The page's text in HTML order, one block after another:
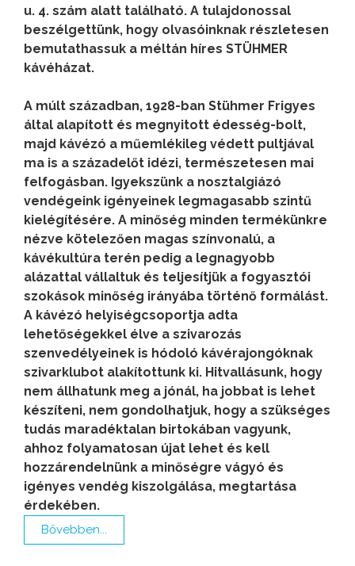
u. 4. szám alatt található. A tulajdonossal
beszélgettünk, hogy olvasóinknak részletesen
bemutathassuk a méltán híres STÜHMER
kávéházat.
A múlt században, 1928-ban Stühmer Frigyes
által alapított és megnyitott édesség-bolt,
majd kávézó a műemlékileg védett pultjával
ma is a századelőt idézi, természetesen mai
felfogásban. Igyekszünk a nosztalgiázó
vendégeink igényeinek legmagasabb szintű
kielégítésére. A minőség minden termékünkre
nézve kötelezően magas színvonalú, a
kávékultúra terén pedig a legnagyobb
alázattal vállaltuk és teljesítjük a fogyasztói
szokások minőség irányába történő formálást.
A kávézó helyiségcsoportja adta
lehetőségekkel élve a szivarozás
szenvedélyeinek is hódoló kávérajongóknak
szivarklubot alakítottunk ki. Hitvallásunk, hogy
nem állhatunk meg a jónál, ha jobbat is lehet
készíteni, nem gondolhatjuk, hogy a szükséges
tudás maradéktalan birtokában vagyunk,
ahhoz folyamatosan újat lehet és kell
hozzárendelnünk a minőségre vágyó és
igényes vendég kiszolgálása, megtartása
érdekében.
Bővebben...